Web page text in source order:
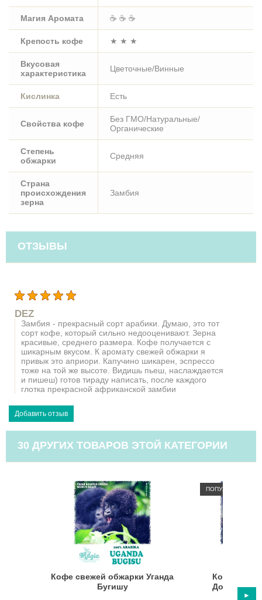
Магия Аромата ☕ ☕ ☕
Крепость кофе ★ ★ ★
Вкусовая
характеристика
Цветочные/Винные
Кислинка Есть
Свойства кофе
Без ГМО/Натуральные/
Органические
Степень
обжарки
Средняя
Страна
происхождения
зерна
Замбия
ОТЗЫВЫ
DEZ
Замбия - прекрасный сорт арабики. Думаю, это тот
сорт кофе, который сильно недооценивают. Зерна
красивые, среднего размера. Кофе получается с
шикарным вкусом. К аромату свежей обжарки я
привык это априори. Капучино шикарен, эспрессо
тоже на той же высоте. Видишь пьеш, наслаждается
и пишеш) готов тираду написать, после каждого
глотка прекрасной африканской замбии
30 ДРУГИХ ТОВАРОВ ЭТОЙ КАТЕГОРИИ
Кофе свежей обжарки Уганда
Бугишу
ПОПУЛЯРНЫЙ
Кофе